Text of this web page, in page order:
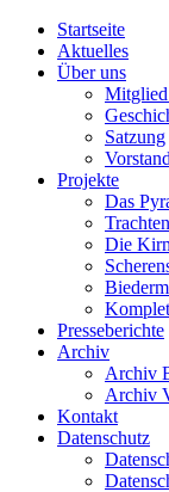
Startseite
Aktuelles
Über uns
Satzung
Vorstand
Projekte
Das
Die
Presseberichte
Archiv
Archiv
Archiv
Kontakt
Datenschutz